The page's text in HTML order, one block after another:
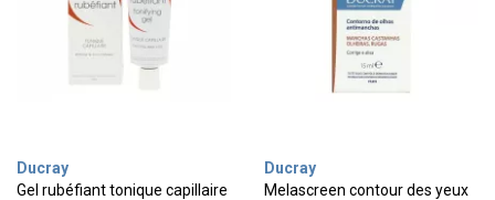
Ducray
Gel rubéfiant tonique capillaire
Ducray
Melascreen contour des yeux